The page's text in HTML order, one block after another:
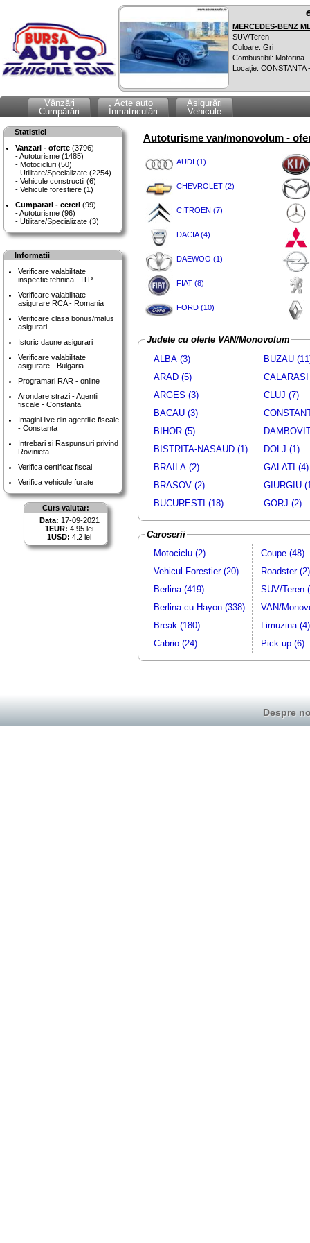
MERCEDES-BENZ
SUV/Teren
Culoare: Gri
Combustibil: Motorina
Locaţie: CONSTANTA
Vânzări
Cumpărări
Acte auto
Înmatriculări
Asigurări
Vehicule
Statistici
Vanzari - oferte (3796)
Autoturisme (1485)
Motocicluri (50)
Utilitare/Specializate (2254)
Vehicule constructii (6)
Vehicule forestiere (1)
Cumparari - cereri (99)
Autoturisme (96)
Utilitare/Specializate (3)
Informatii
Verificare valabilitate
inspectie tehnica - ITP
Verificare valabilitate
asigurare RCA - Romania
Verificare clasa bonus/malus
asigurari
Istoric daune asigurari
Verificare valabilitate
asigurare - Bulgaria
Programari RAR - online
Arondare strazi - Agentii
fiscale - Constanta
Imagini live din agentiile fiscale
- Constanta
Intrebari si Raspunsuri privind
Rovinieta
Verifica certificat fiscal
Verifica vehicule furate
Curs valutar:
Data: 17-09-2021
1EUR: 4.95 lei
1USD: 4.2 lei
Autoturisme van/monovolum -
AUDI (1)
CHEVROLET (2)
CITROEN (7)
DACIA (4)
DAEWOO (1)
FIAT (8)
FORD (10)
Judete cu oferte VAN/Monovolum
ALBA (3)
ARAD (5)
ARGES (3)
BACAU (3)
BIHOR (5)
BISTRITA-NASAUD (1)
BRAILA (2)
BRASOV (2)
BUCURESTI (18)
BUZAU
CALARASI
CLUJ (7)
DOLJ (1)
GALATI (4)
GIURGIU
GORJ (2)
Caroserii
Motociclu (2)
Vehicul Forestier (20)
Berlina (419)
Berlina cu Hayon (338)
Break (180)
Cabrio (24)
Coupe (48)
Roadster (2)
SUV/Teren
VAN/
Limuzina (4)
Pick-up (6)
Despre